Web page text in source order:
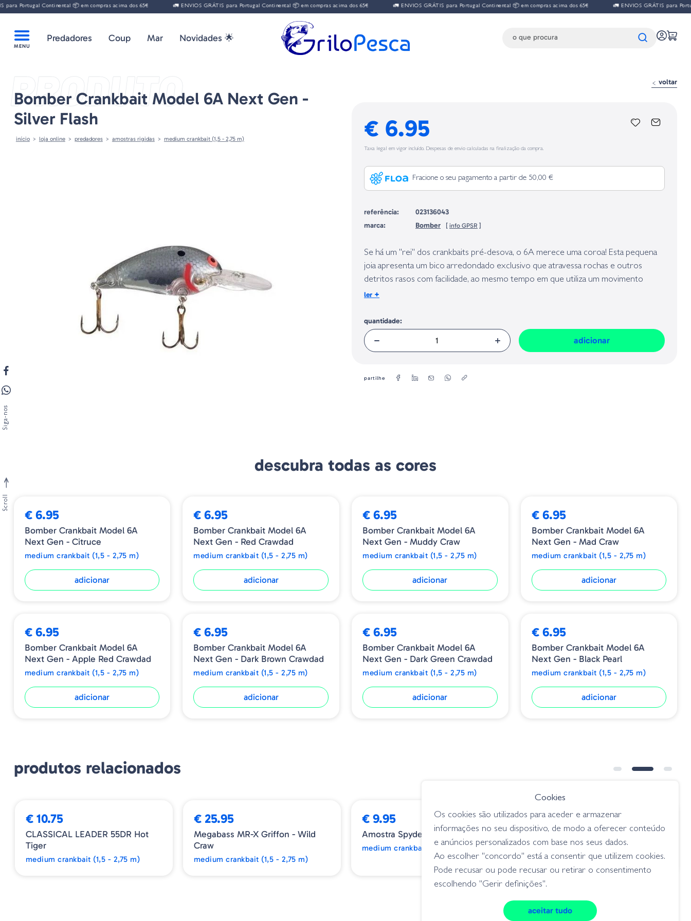
Portugal Continental 📦 em compras acima dos 65€ 🚛 ENVIOS GRÁTIS para Portugal Continental 📦 em compras acima dos 65€ 🚛 ENVIOS GRÁTIS para Portugal Continental 📦 em compras acima dos 65€ 🚛 ENVIOS GRÁTIS para
Predadores Coup Mar Novidades 🌟
PRODUTO
Bomber Crankbait Model 6A Next Gen -
Silver Flash
início loja online predadores amostras rigidas medium crankbait (1,5 - 2,75 m)
voltar
€ 6.95
Taxa legal em vigor incluído. Despesas de envio calculadas na finalização da compra.
Fracione o seu pagamento a partir de 50,00 €
referência:
023136043
marca:
Bomber [ info GPSR ]
conforme requerido no Regulamento Geral sobre a Segurança dos Produtos (GPSR):
Se há um "rei" dos crankbaits pré-desova, o 6A merece uma coroa! Esta pequena
joia apresenta um bico arredondado exclusivo que atravessa rochas e outros
detritos rasos com facilidade, ao mesmo tempo em que utiliza um movimento
tentador que engana os bass há anos. Agora disponível em padrões de cores
certo.
Modelo - BMB06ASI
ler +
quantidade:
adicionar
partilhe
descubra todas as cores
€ 6.95
Bomber Crankbait Model 6A
Next Gen - Citruce
medium crankbait (1,5 - 2,75 m)
adicionar
€ 6.95
Bomber Crankbait Model 6A
Next Gen - Red Crawdad
medium crankbait (1,5 - 2,75 m)
adicionar
€ 6.95
Bomber Crankbait Model 6A
Next Gen - Muddy Craw
medium crankbait (1,5 - 2,75 m)
adicionar
€ 6.95
Bomber Crankbait Model 6A
Next Gen - Mad Craw
medium crankbait (1,5 - 2,75 m)
adicionar
€ 6.95
Bomber Crankbait Model 6A
Next Gen - Apple Red Crawdad
medium crankbait (1,5 - 2,75 m)
adicionar
€ 6.95
Bomber Crankbait Model 6A
Next Gen - Dark Brown Crawdad
medium crankbait (1,5 - 2,75 m)
adicionar
€ 6.95
Bomber Crankbait Model 6A
Next Gen - Dark Green Crawdad
medium crankbait (1,5 - 2,75 m)
adicionar
€ 6.95
Bomber Crankbait Model 6A
Next Gen - Black Pearl
medium crankbait (1,5 - 2,75 m)
adicionar
produtos relacionados
€ 10.75
CLASSICAL LEADER 55DR Hot
Tiger
medium crankbait (1,5 - 2,75 m)
€ 25.95
Megabass MR-X Griffon - Wild
Craw
medium crankbait (1,5 - 2,75 m)
€ 9.95
Amostra Spyder Crank 60MR AL
medium crankbait (1,5 - 2,75 m)
€ 22.35
Crankbait OSP Blitz Max - RPO-45
Real Blue Gill
medium crankbait (1,5 - 2,75 m)
Siga-nos
Scroll
Cookies
Os cookies são utilizados para aceder e armazenar
informações no seu dispositivo, de modo a oferecer conteúdo
e anúncios personalizados com base nos seus dados.
Ao escolher "concordo" está a consentir que utilizem cookies.
Pode recusar ou pode recusar ou retirar o consentimento
escolhendo "Gerir definições".
aceitar tudo